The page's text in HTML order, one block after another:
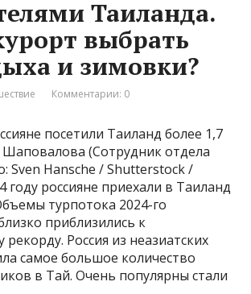
Таиланда.
выбрать
и зимовки?
Комментарии: 0
посетили Таиланд более 1,7
(Сотрудник отдела
Sven Hansche / Shutterstock /
году россияне приехали в Таиланд
турпотока 2024-го
приблизились к
рекорду. Россия из неазиатских
самое большое количество
в Тай. Очень популярны стали